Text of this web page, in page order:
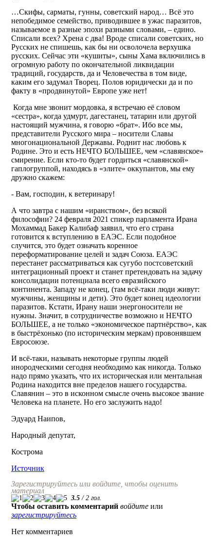
…Скифы, сарматы, гунны, советский народ… Всё это
непобедимое семейство, приводившее в ужас паразитов,
называемое в разные эпохи разными словами, – едино.
Списали всех? Хрена с два! Вроде списали советских, но
Русских не спишешь, как бы ни осволочела верхушка
русских. Сейчас эти «кушиты», сыны Хама включились в
огромную работу по окончательной ликвидации
традиций, государств, да и Человечества в том виде,
каким его задумал Творец. Полов юридически да и по
факту в «продвинутой» Европе уже нет!
Когда мне звонит мордовка, я встречаю её словом
«сестра», когда удмурт, дагестанец, татарин или другой
настоящий мужчина, я говорю «брат». Ибо все мы,
представители Русского мира – носители Славы
многонациональной Державы. Роднит нас любовь к
Родине. Это и есть НЕЧТО БОЛЬШЕЕ, чем «славянское»
смирение. Если кто-то будет гордиться «славянской»
гаплогруппой, находясь в «элите» оккупантов, мы ему
дружно скажем:
- Вам, господин, к ветеринару!
А что завтра с нашим «иранством», без всякой
философии? 24 февраля 2021 спикер парламента Ирана
Мохаммад Бакер Калибаф заявил, что его страна
готовится к вступлению в ЕАЭС. Если подобное
случится, это будет означать коренное
переформатирование целей и задач Союза. ЕАЭС
перестанет рассматриваться как сугубо постсоветский
интеграционный проект и станет претендовать на задачу
консолидации потенциала всего евразийского
континента. Западу не конец, (там всё-таки люди живут:
мужчины, женщины и дети). Это будет конец идеологии
паразитов. Кстати, Ирану наши энергоносители не
нужны. Значит, в сотрудничестве возможно и НЕЧТО
БОЛЬШЕЕ, а не только «экономическое партнёрство», как
в быстрёхонько (по историческим меркам) провонявшем
Евросоюзе.
И всё-таки, называть некоторые группы людей
инородческими сегодня необходимо как никогда. Только
надо прямо указать, что их историческая или ментальная
Родина находится вне пределов нашего государства.
Славянин – это в исконном смысле очень высокое звание
Человека на планете. Но его заслужить надо!
Эдуард Наипов,
Народный депутат,
Кострома
Источник
Зарегистрируйтесь или войдите, чтобы оценить
материал
3.5 / 2 гол.
Чтобы оставить комментарий войдите или
зарегистрируйтесь
Нет комментариев